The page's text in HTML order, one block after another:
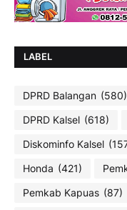
LABEL
DPRD Balangan (580)
DPRD Kalsel (618)
Diskominfo Kalsel
Honda (421)
Pemkab Kapuas (87)